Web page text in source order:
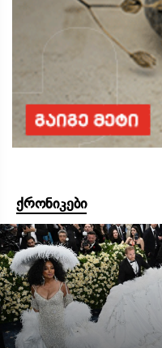
ქრონიკები